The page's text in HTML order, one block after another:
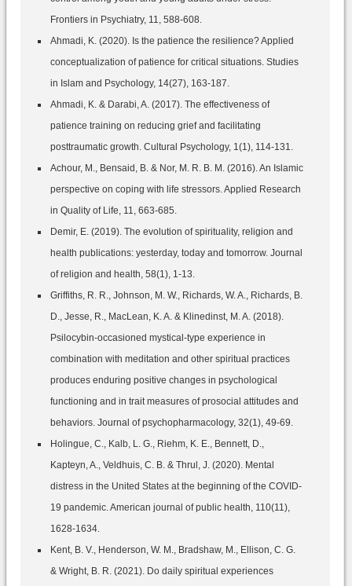
Frontiers in Psychiatry, 11, 588-608.
Ahmadi, K. (2020). Is the patience the resilience? Applied
conceptualization of patience for critical situations. Studies
in Islam and Psychology, 14(27), 163-187.
Ahmadi, K. & Darabi, A. (2017). The effectiveness of
patience training on reducing grief and facilitating
posttraumatic growth. Cultural Psychology, 1(1), 114-131.
Achour, M., Bensaid, B. & Nor, M. R. B. M. (2016). An Islamic
perspective on coping with life stressors. Applied Research
in Quality of Life, 11, 663-685.
Demir, E. (2019). The evolution of spirituality, religion and
health publications: yesterday, today and tomorrow. Journal
of religion and health, 58(1), 1-13.
Griffiths, R. R., Johnson, M. W., Richards, W. A., Richards, B.
D., Jesse, R., MacLean, K. A. & Klinedinst, M. A. (2018).
Psilocybin-occasioned mystical-type experience in
combination with meditation and other spiritual practices
produces enduring positive changes in psychological
functioning and in trait measures of prosocial attitudes and
behaviors. Journal of psychopharmacology, 32(1), 49-69.
Holingue, C., Kalb, L. G., Riehm, K. E., Bennett, D.,
Kapteyn, A., Veldhuis, C. B. & Thrul, J. (2020). Mental
distress in the United States at the beginning of the COVID-
19 pandemic. American journal of public health, 110(11),
1628-1634.
Kent, B. V., Henderson, W. M., Bradshaw, M., Ellison, C. G.
& Wright, B. R. (2021). Do daily spiritual experiences